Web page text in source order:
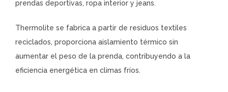
prendas deportivas, ropa interior y jeans.
Thermolite se fabrica a partir de residuos textiles
reciclados, proporciona aislamiento térmico sin
aumentar el peso de la prenda, contribuyendo a la
eficiencia energética en climas fríos.